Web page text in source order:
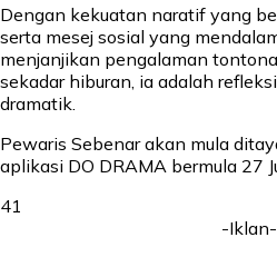
Dengan kekuatan naratif yang
serta mesej sosial yang
menjanjikan pengalaman
sekadar hiburan, ia adalah
dramatik.
Pewaris Sebenar akan mula
aplikasi DO DRAMA bermula 27
41
-Iklan-